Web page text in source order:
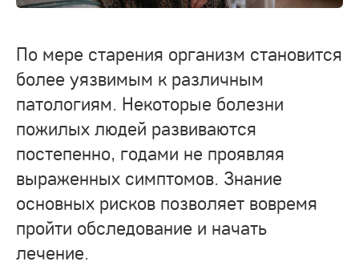
По мере старения организм становится
более уязвимым к различным
патологиям. Некоторые болезни
пожилых людей развиваются
постепенно, годами не проявляя
выраженных симптомов. Знание
основных рисков позволяет вовремя
пройти обследование и начать
лечение.